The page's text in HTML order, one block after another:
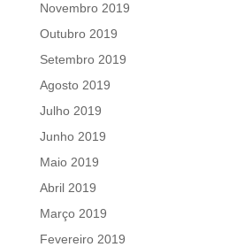
Novembro 2019
Outubro 2019
Setembro 2019
Agosto 2019
Julho 2019
Junho 2019
Maio 2019
Abril 2019
Março 2019
Fevereiro 2019